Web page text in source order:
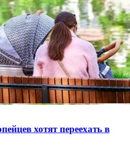
хотят переехать в